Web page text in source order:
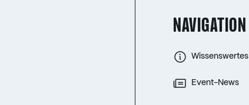
NAVIGATION
Wissenswertes
Event-News